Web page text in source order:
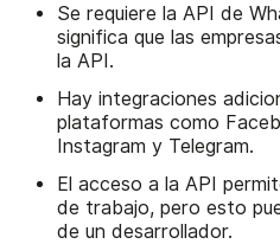
Se requiere la API de
significa que las
la API.
Hay integraciones
plataformas como
Instagram y Telegram.
El acceso a la API
de trabajo, pero esto
de un desarrollador.